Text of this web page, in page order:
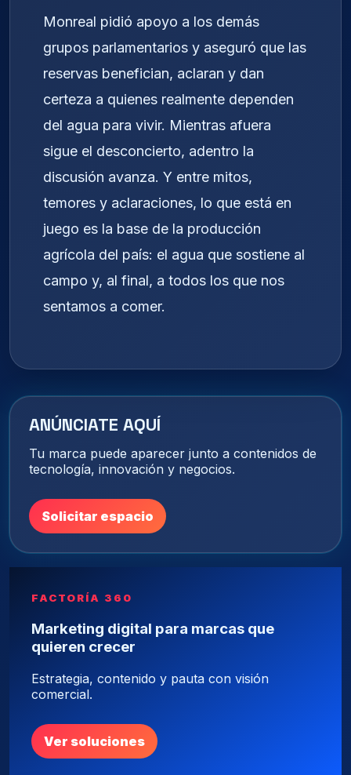
Monreal pidió apoyo a los demás
grupos parlamentarios y aseguró que las
reservas benefician, aclaran y dan
certeza a quienes realmente dependen
del agua para vivir. Mientras afuera
sigue el desconcierto, adentro la
discusión avanza. Y entre mitos,
temores y aclaraciones, lo que está en
juego es la base de la producción
agrícola del país: el agua que sostiene al
campo y, al final, a todos los que nos
sentamos a comer.
ANÚNCIATE AQUÍ
Tu marca puede aparecer junto a contenidos de
tecnología, innovación y negocios.
Solicitar espacio
FACTORÍA 360
Marketing digital para marcas que
quieren crecer
Estrategia, contenido y pauta con visión
comercial.
Ver soluciones